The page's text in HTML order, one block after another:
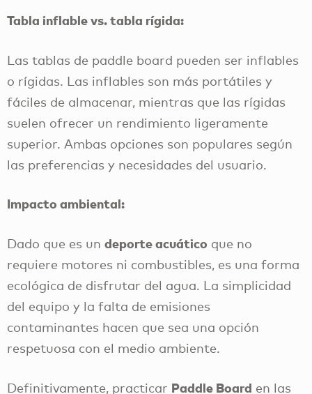
Tabla inflable vs. tabla rígida:
Las tablas de paddle board pueden ser inflables
o rígidas. Las inflables son más portátiles y
fáciles de almacenar, mientras que las rígidas
suelen ofrecer un rendimiento ligeramente
superior. Ambas opciones son populares según
las preferencias y necesidades del usuario.
Impacto ambiental:
Dado que es un deporte acuático que no
requiere motores ni combustibles, es una forma
ecológica de disfrutar del agua. La simplicidad
del equipo y la falta de emisiones
contaminantes hacen que sea una opción
respetuosa con el medio ambiente.
Definitivamente, practicar Paddle Board en las